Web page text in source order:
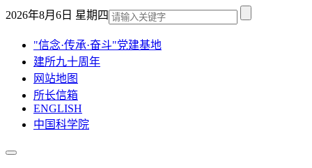
2026年8月6日 星期四
"信念·传承·奋斗"党建基地
建所九十周年
网站地图
所长信箱
ENGLISH
中国科学院